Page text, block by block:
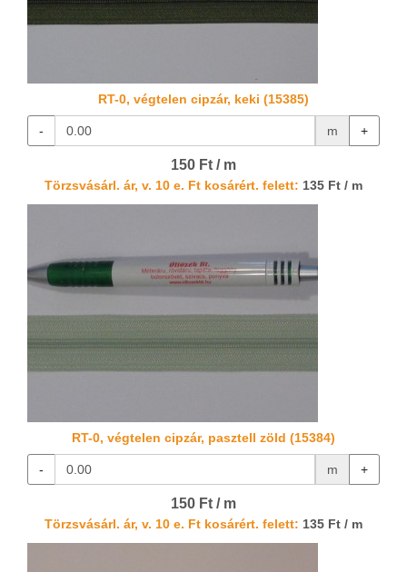
RT-0, végtelen cipzár, keki (15385)
- m +
150 Ft / m
Törzsvásárl. ár, v. 10 e. Ft kosárért. felett: 135 Ft / m
RT-0, végtelen cipzár, pasztell zöld (15384)
- m +
150 Ft / m
Törzsvásárl. ár, v. 10 e. Ft kosárért. felett: 135 Ft / m